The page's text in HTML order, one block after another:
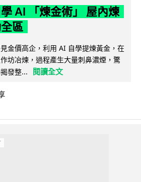
AI 「煉金術」 屋內煉
區
金價高企，利用 AI 自學提煉黃金，在
坊冶煉，過程產生大量刺鼻濃煙，驚
發整...
閱讀全文